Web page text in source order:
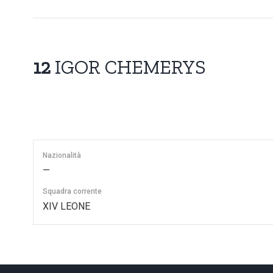
12IGOR CHEMERYS
Nazionalità
—
Squadra corrente
XIV LEONE